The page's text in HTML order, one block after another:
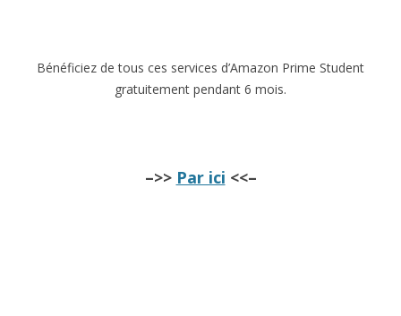
Bénéficiez de tous ces services d’Amazon Prime Student
gratuitement pendant 6 mois.
–>> Par ici <<–